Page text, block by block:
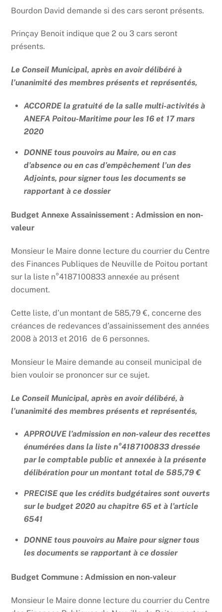
Bourdon David demande si des cars seront présents.
Prinçay Benoit indique que 2 ou 3 cars seront
présents.
Le Conseil Municipal, après en avoir délibéré à
l’unanimité des membres présents et représentés,
ACCORDE la gratuité de la salle multi-activités à
ANEFA Poitou-Maritime pour les 16 et 17 mars
2020
DONNE tous pouvoirs au Maire, ou en cas
d’absence ou en cas d’empêchement l’un des
Adjoints, pour signer tous les documents se
rapportant à ce dossier
Budget Annexe Assainissement : Admission en non-
valeur
Monsieur le Maire donne lecture du courrier du Centre
des Finances Publiques de Neuville de Poitou portant
sur la liste n°4187100833 annexée au présent
document.
Cette liste, d’un montant de 585,79 €, concerne des
créances de redevances d’assainissement des années
2008 à 2013 et 2016 de 6 personnes.
Monsieur le Maire demande au conseil municipal de
bien vouloir se prononcer sur ce sujet.
Le Conseil Municipal, après en avoir délibéré, à
l’unanimité des membres présents et représentés,
APPROUVE l’admission en non-valeur des recettes
énumérées dans la liste n°4187100833 dressée
par le comptable public et annexée à la présente
délibération pour un montant total de 585,79 €
PRECISE que les crédits budgétaires sont ouverts
sur le budget 2020 au chapitre 65 et à l’article
6541
DONNE tous pouvoirs au Maire pour signer tous
les documents se rapportant à ce dossier
Budget Commune : Admission en non-valeur
Monsieur le Maire donne lecture du courrier du Centre